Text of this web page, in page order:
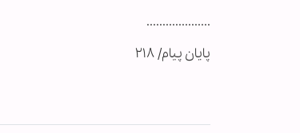
....................
پایان پیام/ ۲۱۸